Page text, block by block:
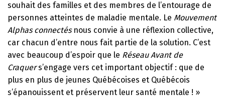
souhait des familles et des membres de l’entourage de
personnes atteintes de maladie mentale. Le Mouvement
Alphas connectés nous convie à une réflexion collective,
car chacun d’entre nous fait partie de la solution. C’est
avec beaucoup d’espoir que le Réseau Avant de
Craquers’engage vers cet important objectif : que de
plus en plus de jeunes Québécoises et Québécois
s’épanouissent et préservent leur santé mentale ! »